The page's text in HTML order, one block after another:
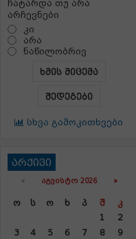
ჩატარდა თუ არა
არჩევნები
კი
არა
ნაწილობრივ
ხმის მიცემა
შედეგები
სხვა გამოკითხვები
არქივი
« ᲐᲒᲕᲘᲡᲢᲝ 2026 »
Ო Ს Ო Ხ Პ Შ
Კ
1
2
3
4 5 6 7 8
9